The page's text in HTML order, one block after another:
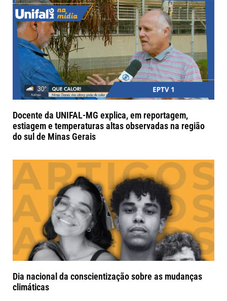
Docente da UNIFAL-MG explica, em reportagem,
estiagem e temperaturas altas observadas na região
do sul de Minas Gerais
Dia nacional da conscientização sobre as mudanças
climáticas